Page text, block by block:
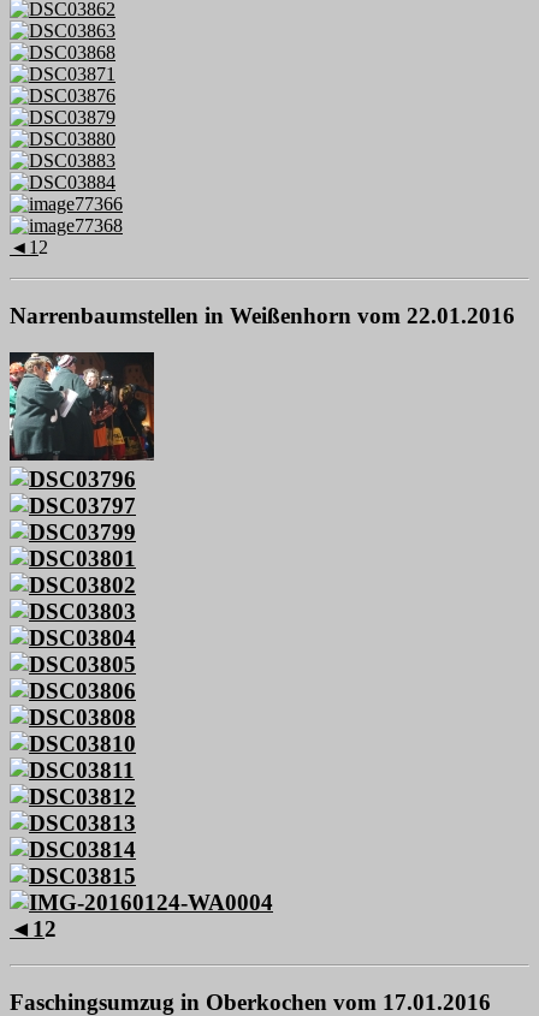
◄ 1 2
Narrenbaumstellen in Weißenhorn vom 22.01.2016
◄ 12
Faschingsumzug in Oberkochen vom 17.01.2016